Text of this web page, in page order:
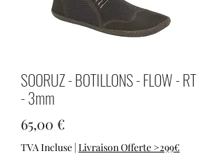
SOORUZ - BOTILLONS - FLOW - RT
- 3mm
65,00 €
TVA Incluse | Livraison Offerte >299€